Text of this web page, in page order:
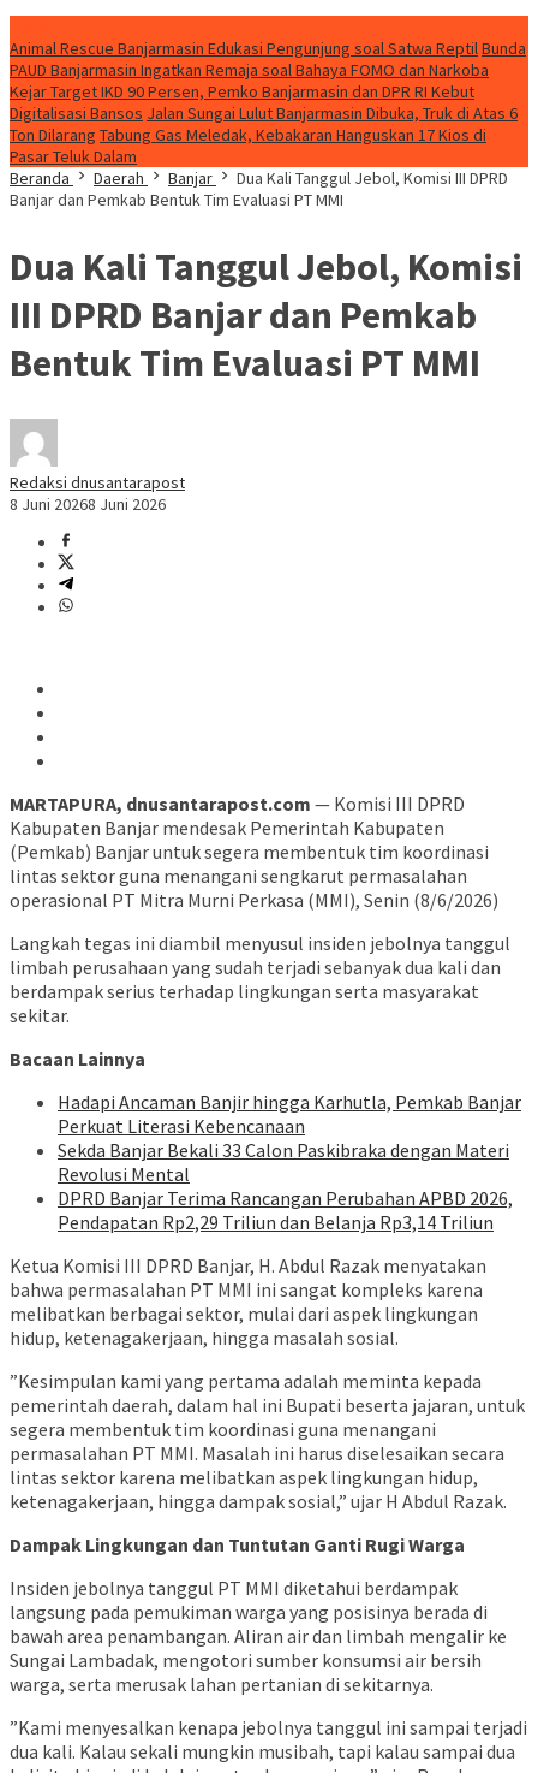
Animal Rescue Banjarmasin Edukasi Pengunjung soal Satwa ReptilBunda
PAUD Banjarmasin Ingatkan Remaja soal Bahaya FOMO dan Narkoba
Kejar Target IKD 90 Persen, Pemko Banjarmasin dan DPR RI Kebut
Digitalisasi Bansos Jalan Sungai Lulut Banjarmasin Dibuka, Truk di Atas 6
Ton Dilarang Tabung Gas Meledak, Kebakaran Hanguskan 17 Kios di
Pasar Teluk Dalam
Beranda
Daerah Banjar
Dua Kali Tanggul Jebol, Komisi III DPRD
Banjar dan Pemkab Bentuk Tim Evaluasi PT MMI
Dua Kali Tanggul Jebol, Komisi
III DPRD Banjar dan Pemkab
Bentuk Tim Evaluasi PT MMI
Redaksi dnusantarapost
8 Juni 20268 Juni 2026
MARTAPURA, dnusantarapost.com — Komisi III DPRD
Kabupaten Banjar mendesak Pemerintah Kabupaten
(Pemkab) Banjar untuk segera membentuk tim koordinasi
lintas sektor guna menangani sengkarut permasalahan
operasional PT Mitra Murni Perkasa (MMI), Senin (8/6/2026)
Langkah tegas ini diambil menyusul insiden jebolnya tanggul
limbah perusahaan yang sudah terjadi sebanyak dua kali dan
berdampak serius terhadap lingkungan serta masyarakat
sekitar.
Bacaan Lainnya
Hadapi Ancaman Banjir hingga Karhutla, Pemkab Banjar
Perkuat Literasi Kebencanaan
Sekda Banjar Bekali 33 Calon Paskibraka dengan Materi
Revolusi Mental
DPRD Banjar Terima Rancangan Perubahan APBD 2026,
Pendapatan Rp2,29 Triliun dan Belanja Rp3,14 Triliun
​Ketua Komisi III DPRD Banjar, H. Abdul Razak menyatakan
bahwa permasalahan PT MMI ini sangat kompleks karena
melibatkan berbagai sektor, mulai dari aspek lingkungan
hidup, ketenagakerjaan, hingga masalah sosial.
​”Kesimpulan kami yang pertama adalah meminta kepada
pemerintah daerah, dalam hal ini Bupati beserta jajaran, untuk
segera membentuk tim koordinasi guna menangani
permasalahan PT MMI. Masalah ini harus diselesaikan secara
lintas sektor karena melibatkan aspek lingkungan hidup,
ketenagakerjaan, hingga dampak sosial,” ujar H Abdul Razak.
Dampak Lingkungan dan Tuntutan Ganti Rugi Warga
​Insiden jebolnya tanggul PT MMI diketahui berdampak
langsung pada pemukiman warga yang posisinya berada di
bawah area penambangan. Aliran air dan limbah mengalir ke
Sungai Lambadak, mengotori sumber konsumsi air bersih
warga, serta merusak lahan pertanian di sekitarnya.
​”Kami menyesalkan kenapa jebolnya tanggul ini sampai terjadi
dua kali. Kalau sekali mungkin musibah, tapi kalau sampai dua